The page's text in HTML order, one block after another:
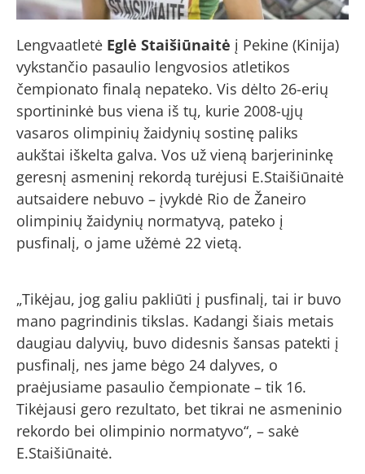
Lengvaatletė Eglė Staišiūnaitė į Pekine (Kinija)
vykstančio pasaulio lengvosios atletikos
čempionato finalą nepateko. Vis dėlto 26-erių
sportininkė bus viena iš tų, kurie 2008-ųjų
vasaros olimpinių žaidynių sostinę paliks
aukštai iškelta galva. Vos už vieną barjerininkę
geresnį asmeninį rekordą turėjusi E.Staišiūnaitė
autsaidere nebuvo – įvykdė Rio de Žaneiro
olimpinių žaidynių normatyvą, pateko į
pusfinalį, o jame užėmė 22 vietą.
„Tikėjau, jog galiu pakliūti į pusfinalį, tai ir buvo
mano pagrindinis tikslas. Kadangi šiais metais
daugiau dalyvių, buvo didesnis šansas patekti į
pusfinalį, nes jame bėgo 24 dalyves, o
praėjusiame pasaulio čempionate – tik 16.
Tikėjausi gero rezultato, bet tikrai ne asmeninio
rekordo bei olimpinio normatyvo“, – sakė
E.Staišiūnaitė.